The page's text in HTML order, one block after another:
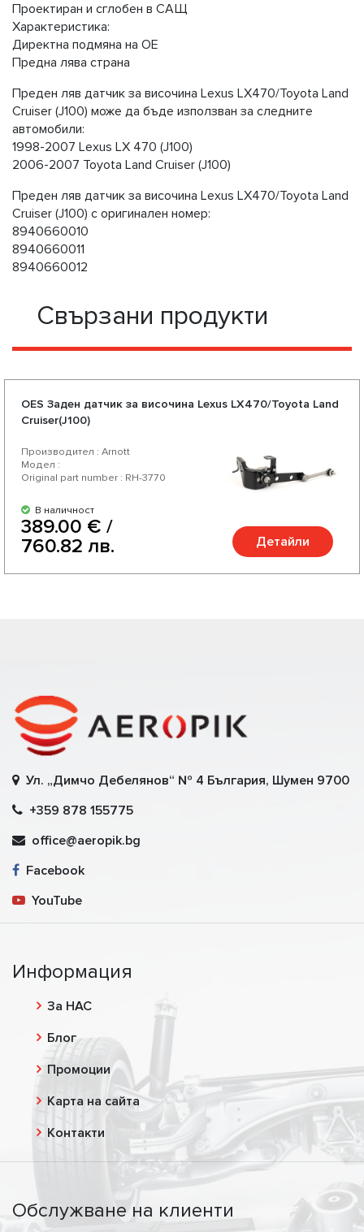
Проектиран и сглобен в САЩ
Характеристика:
Директна подмяна на OE
Предна лява страна
Преден ляв датчик за височина Lexus LX470/Toyota Land
Cruiser (J100) може да бъде използван за следните
автомобили:
1998-2007 Lexus LX 470 (J100)
2006-2007 Toyota Land Cruiser (J100)
Преден ляв датчик за височина Lexus LX470/Toyota Land
Cruiser (J100) с оригинален номер:
8940660010
8940660011
8940660012
Свързани продукти
OES Заден датчик за височина Lexus LX470/Toyota Land
Cruiser(J100)
Производител : Arnott
Модел :
Original part number : RH-3770
В наличност
389.00 € /
760.82 лв.
Детайли
Ул. „Димчо Дебелянов“ № 4 България, Шумен 9700
+359 878 155775
office@aeropik.bg
Facebook
YouTube
Информация
За НАС
Блог
Промоции
Карта на сайта
Контакти
Обслужване на клиенти